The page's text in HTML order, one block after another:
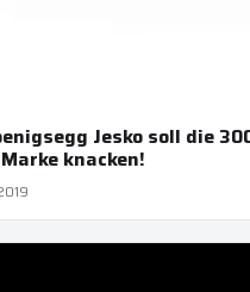
Jesko soll die
knacken!